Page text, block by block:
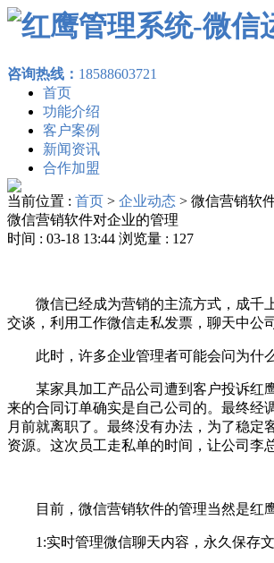
咨询热线： 18588603721
首页
功能介绍
客户案例
新闻资讯
合作加盟
当前位置 : 首页 > 企业动态 > 微信营销软
微信营销软件对企业的管理
时间 : 03-18 13:44 浏览量 : 127
微信已经成为营销的主流方式，成千上
交谈，利用工作微信走私发票，聊天中公
此时，许多企业管理者可能会问为什么
某家具加工产品公司遭到客户投诉红鹰
来的合同订单确实是自己公司的。最终经
月前就离职了。最终没有办法，为了稳定
资源。这次员工走私单的时间，让公司李
目前，微信营销软件的管理当然是红鹰
1:实时管理微信聊天内容，永久保存文